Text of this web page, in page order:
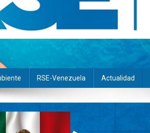
RSE-Venezuela Actualidad